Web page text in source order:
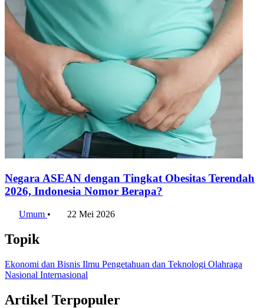
Negara ASEAN dengan Tingkat Obesitas Terendah
2026, Indonesia Nomor Berapa?
Umum • 22 Mei 2026
Topik
Ekonomi dan Bisnis Ilmu Pengetahuan dan Teknologi Olahraga
Nasional Internasional
Artikel Terpopuler